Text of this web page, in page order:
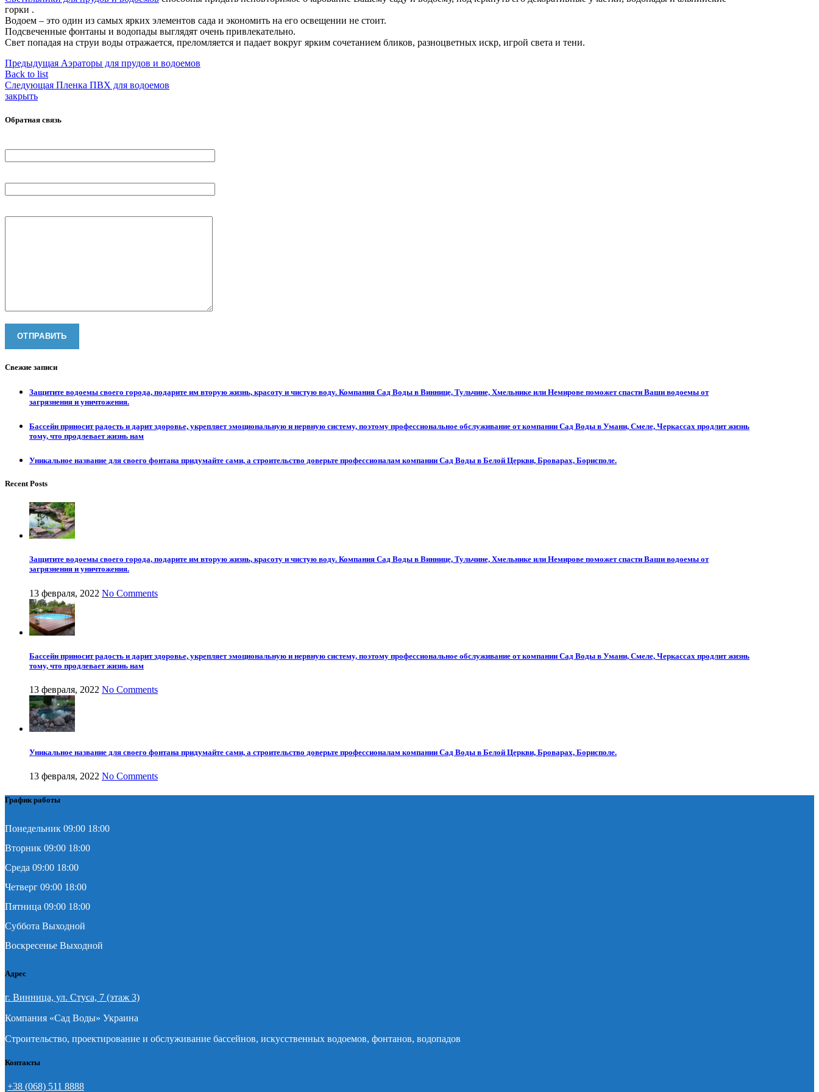
горки .
Водоем – это один из самых ярких элементов сада и экономить на его освещении не стоит.
Подсвеченные фонтаны и водопады выглядят очень привлекательно.
Свет попадая на струи воды отражается, преломляется и падает вокруг ярким сочетанием бликов, разноцветных искр, игрой света и тени.
Предыдущая Аэраторы для прудов и водоемов
Back to list
Следующая Пленка ПВХ для водоемов
закрыть
Обратная связь
Свежие записи
Защитите водоемы своего города, подарите им вторую жизнь, красоту и чистую воду. Компания Сад Воды в Виннице, Тульчине, Хмельнике или Немирове поможет спасти Ваши водоемы от
загрязнения и уничтожения.
Бассейн приносит радость и дарит здоровье, укрепляет эмоциональную и нервную систему, поэтому профессиональное обслуживание от компании Сад Воды в Умани, Смеле, Черкассах продлит жизнь
тому, что продлевает жизнь нам
Уникальное название для своего фонтана придумайте сами, а строительство доверьте профессионалам компании Сад Воды в Белой Церкви, Броварах, Борисполе.
Recent Posts
Защитите водоемы своего города, подарите им вторую жизнь, красоту и чистую воду. Компания Сад Воды в Виннице, Тульчине, Хмельнике или Немирове поможет спасти Ваши водоемы от
загрязнения и уничтожения.
13 февраля, 2022 No Comments
Бассейн приносит радость и дарит здоровье, укрепляет эмоциональную и нервную систему, поэтому профессиональное обслуживание от компании Сад Воды в Умани, Смеле, Черкассах продлит жизнь
тому, что продлевает жизнь нам
13 февраля, 2022 No Comments
Уникальное название для своего фонтана придумайте сами, а строительство доверьте профессионалам компании Сад Воды в Белой Церкви, Броварах, Борисполе.
13 февраля, 2022 No Comments
График работы
Понедельник 09:00 18:00
Вторник 09:00 18:00
Среда 09:00 18:00
Четверг 09:00 18:00
Пятница 09:00 18:00
Суббота Выходной
Воскресенье Выходной
Адрес
г. Винница, ул. Стуса, 7 (этаж 3)
Компания «Сад Воды» Украина
Строительство, проектирование и обслуживание бассейнов, искусственных водоемов, фонтанов, водопадов
Контакты
+38 (068) 511 8888